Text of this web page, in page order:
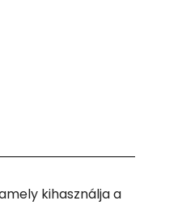
kihasználja a